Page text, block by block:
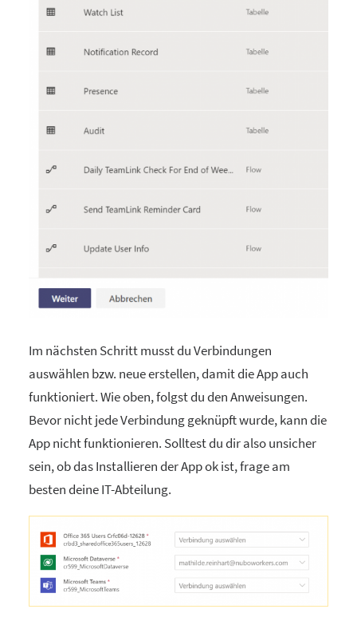
Im nächsten Schritt musst du Verbindungen
auswählen bzw. neue erstellen, damit die App auch
funktioniert. Wie oben, folgst du den Anweisungen.
Bevor nicht jede Verbindung geknüpft wurde, kann die
App nicht funktionieren. Solltest du dir also unsicher
sein, ob das Installieren der App ok ist, frage am
besten deine IT-Abteilung.